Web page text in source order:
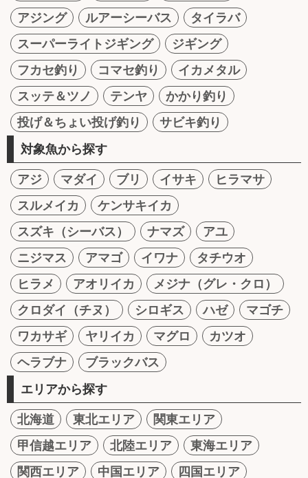
アジング
ルアーシーバス
タイラバ
スーパーライトジギング
ジギング
フカセ釣り
コマセ釣り
イカメタル
スッテ＆ツノ
テンヤ
かかり釣り
投げ＆ちょい投げ釣り
サビキ釣り
対象魚から探す
アジ マダイ ブリ イサキ
ヒラマサ
スルメイカ
ケンサキイカ
スズキ（シーバス）
ナマズ
アユ
ニジマス
アマゴ イワナ
タチウオ
ヒラメ
アオリイカ
メジナ（グレ・クロ）
クロダイ（チヌ）
シロギス ハゼ
マゴチ
ワカサギ
ヤリイカ マグロ
カツオ
ヘラブナ
ブラックバス
エリアから探す
北海道 東北エリア
関東エリア
甲信越エリア
北陸エリア
東海エリア
関西エリア
中国エリア
四国エリア